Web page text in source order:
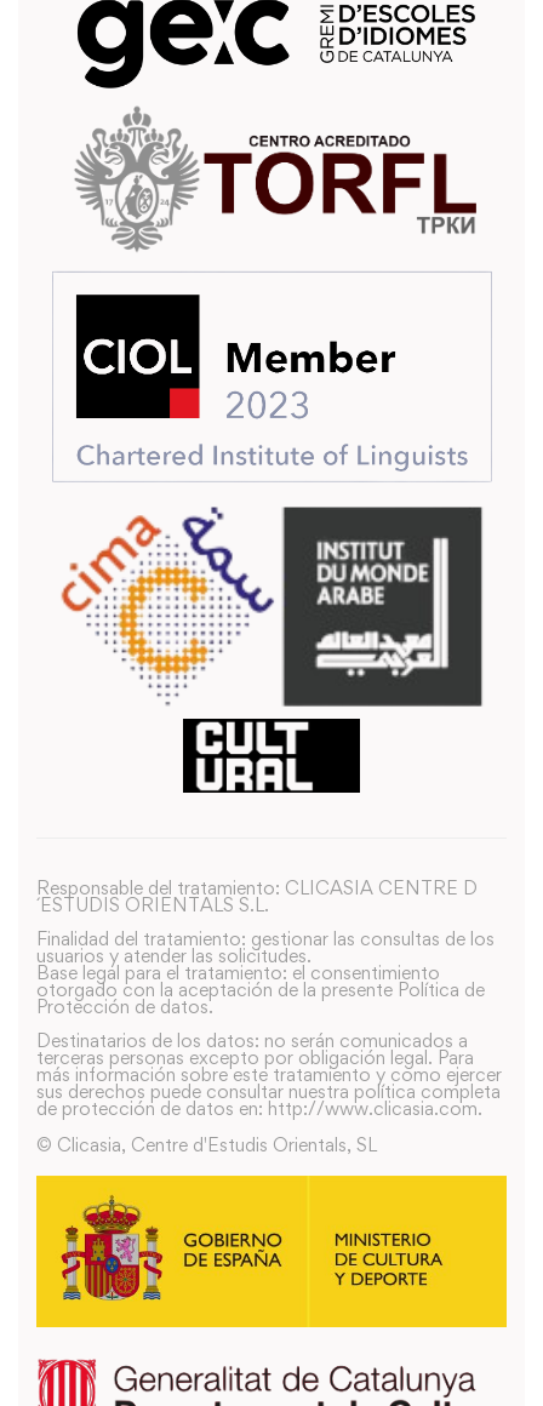
Responsable del tratamiento: CLICASIA CENTRE D
´ESTUDIS ORIENTALS S.L.
Finalidad del tratamiento: gestionar las consultas de los
usuarios y atender las solicitudes.
Base legal para el tratamiento: el consentimiento
otorgado con la aceptación de la presente Política de
Protección de datos.
Destinatarios de los datos: no serán comunicados a
terceras personas excepto por obligación legal. Para
más información sobre este tratamiento y como ejercer
sus derechos puede consultar nuestra política completa
de protección de datos en: http://www.clicasia.com.
© Clicasia, Centre d'Estudis Orientals, SL